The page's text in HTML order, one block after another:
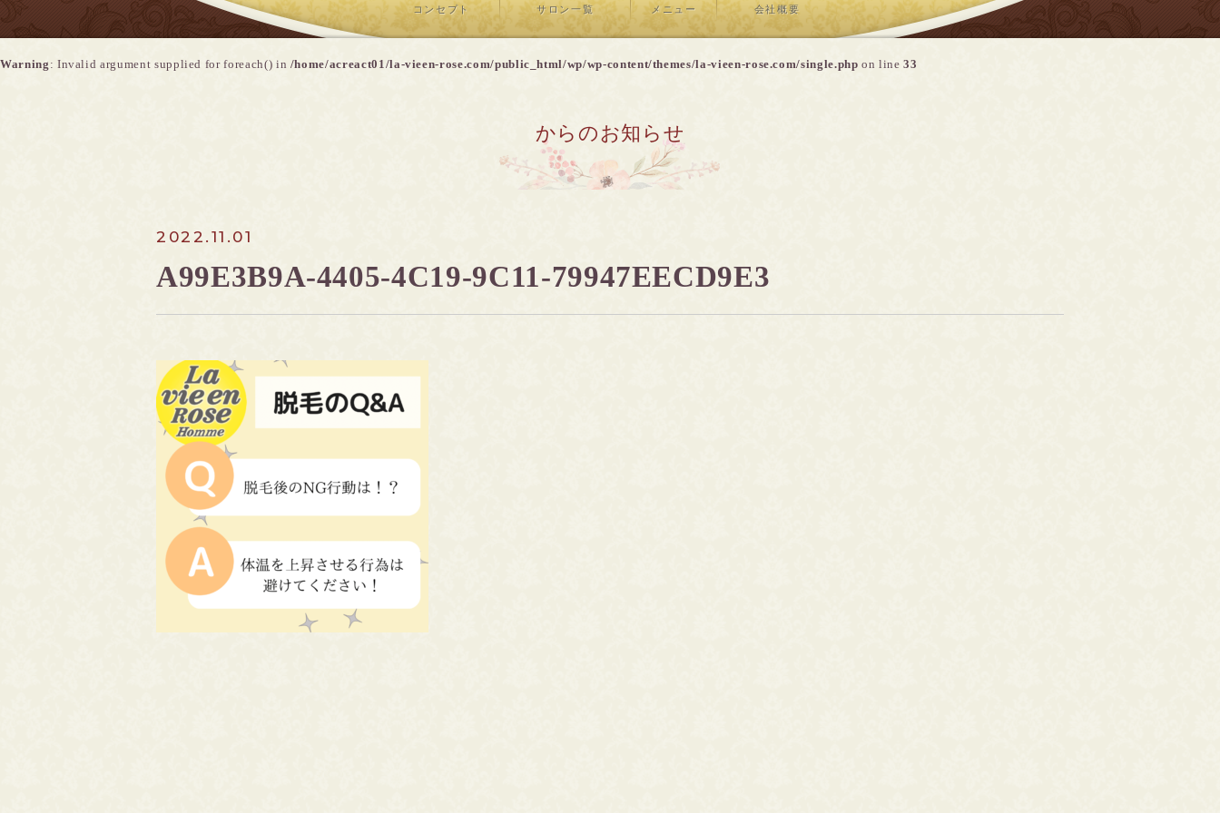
コンセプト サロン一覧 メニュー 会社概要
Warning : Invalid argument supplied for foreach() in /home/acreact01/la-vieen-rose.com/public_html/wp/wp-content/themes/la-vieen-rose.com/single.php on line33
からのお知らせ
2022.11.01
A99E3B9A-4405-4C19-9C11-79947EECD9E3